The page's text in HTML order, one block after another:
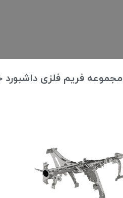
مجموعه فریم فلزی داشبورد